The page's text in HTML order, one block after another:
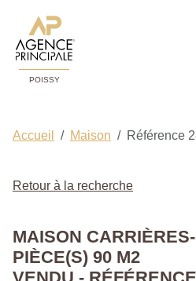
POISSY
Accueil Maison Référence
Retour à la recherche
MAISON
PIÈCE(S) 90 M2